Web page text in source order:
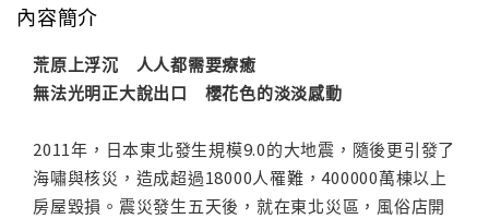
內容簡介
荒原上浮沉 人人都需要療癒
無法光明正大說出口 櫻花色的淡淡感動
2011年，日本東北發生規模9.0的大地震，隨後更引發了
海嘯與核災，造成超過18000人罹難，400000萬棟以上
房屋毀損。震災發生五天後，就在東北災區，風俗店開